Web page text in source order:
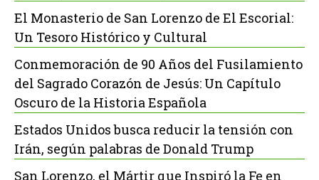
El Monasterio de San Lorenzo de El Escorial:
Un Tesoro Histórico y Cultural
Conmemoración de 90 Años del Fusilamiento
del Sagrado Corazón de Jesús: Un Capítulo
Oscuro de la Historia Española
Estados Unidos busca reducir la tensión con
Irán, según palabras de Donald Trump
San Lorenzo, el Mártir que Inspiró la Fe en